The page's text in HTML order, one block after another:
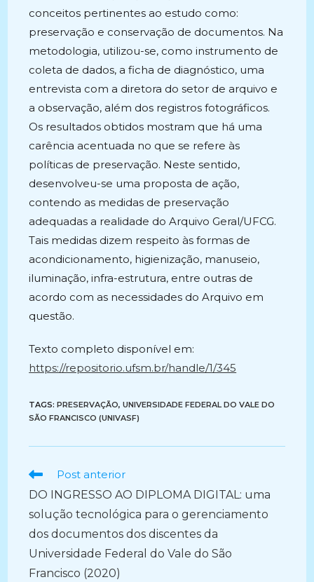
conceitos pertinentes ao estudo como:
preservação e conservação de documentos. Na
metodologia, utilizou-se, como instrumento de
coleta de dados, a ficha de diagnóstico, uma
entrevista com a diretora do setor de arquivo e
a observação, além dos registros fotográficos.
Os resultados obtidos mostram que há uma
carência acentuada no que se refere às
políticas de preservação. Neste sentido,
desenvolveu-se uma proposta de ação,
contendo as medidas de preservação
adequadas a realidade do Arquivo Geral/UFCG.
Tais medidas dizem respeito às formas de
acondicionamento, higienização, manuseio,
iluminação, infra-estrutura, entre outras de
acordo com as necessidades do Arquivo em
questão.
Texto completo disponível em:
https://repositorio.ufsm.br/handle/1/345
TAGS:PRESERVAÇÃO, UNIVERSIDADE FEDERAL DO VALE DO
SÃO FRANCISCO (UNIVASF)
Ler
artigos
Post anterior
DO INGRESSO AO DIPLOMA DIGITAL: uma
solução tecnológica para o gerenciamento
dos documentos dos discentes da
Universidade Federal do Vale do São
Francisco (2020)